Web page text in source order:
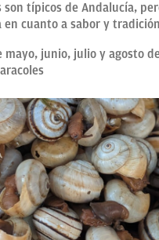
son típicos de Andalucía,
en cuanto a sabor y tradición
mayo, junio, julio y agosto